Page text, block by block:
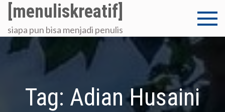
Skip
content
[menuliskreatif]
siapa pun bisa menjadi penulis
Tag: Adian Husaini